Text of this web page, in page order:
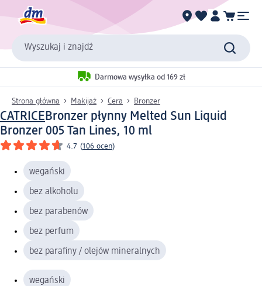
Wyszukaj i znajdź
Darmowa wysyłka od 169 zł
Strona główna Makijaż Cera Bronzer
CATRICEBronzer płynny Melted Sun Liquid
Bronzer 005 Tan Lines, 10 ml
4.7 (106 ocen)
wegański
bez alkoholu
bez parabenów
bez perfum
bez parafiny / olejów mineralnych
wegański